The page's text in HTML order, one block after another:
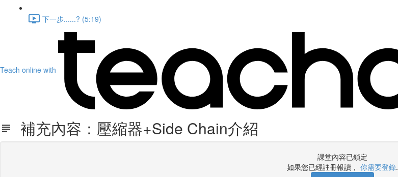
下一步......? (5:19)
Teach online with
補充內容：壓縮器+Side Chain介紹
課堂內容已鎖定
如果您已經註冊報讀， 你需要登錄.